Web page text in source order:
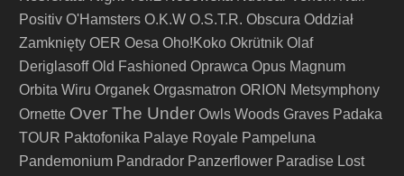
Positiv O'Hamsters O.K.W O.S.T.R. Obscura Oddział
Zamknięty OER Oesa Oho!Koko Okrütnik Olaf
Deriglasoff Old Fashioned Oprawca Opus Magnum
Orbita Wiru Organek Orgasmatron ORION Metsymphony
Ornette Over The Under Owls Woods Graves Padaka
TOUR Paktofonika Palaye Royale Pampeluna
Pandemonium Pandrador Panzerflower Paradise Lost